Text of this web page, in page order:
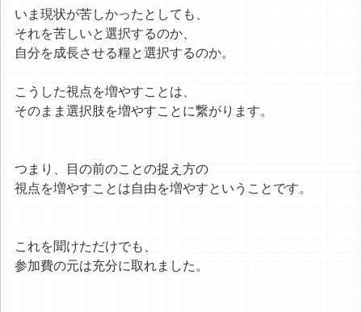
いま現状が苦しかったとしても、
それを苦しいと選択するのか、
自分を成長させる糧と選択するのか。
こうした視点を増やすことは、
そのまま選択肢を増やすことに繋がります。
つまり、目の前のことの捉え方の
視点を増やすことは自由を増やすということです。
これを聞けただけでも、
参加費の元は充分に取れました。